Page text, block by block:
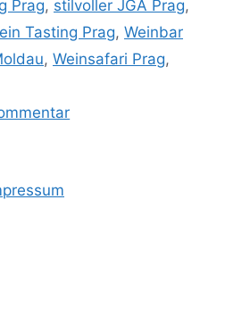
Prag, stilvoller JGA Prag,
Tasting Prag, Weinbar
, Weinsafari Prag,